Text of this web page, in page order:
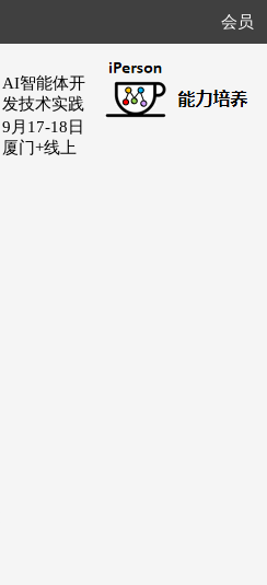
会员
AI智能体开
发技术实践
9月17-18日
厦门+线上